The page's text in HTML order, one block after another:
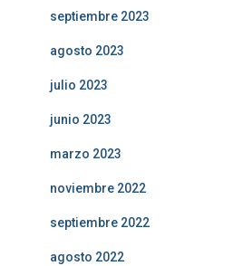
septiembre 2023
agosto 2023
julio 2023
junio 2023
marzo 2023
noviembre 2022
septiembre 2022
agosto 2022